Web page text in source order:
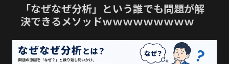
「なぜなぜ分析」という誰でも問題が解
決できるメソッドｗｗｗｗｗｗｗｗｗ